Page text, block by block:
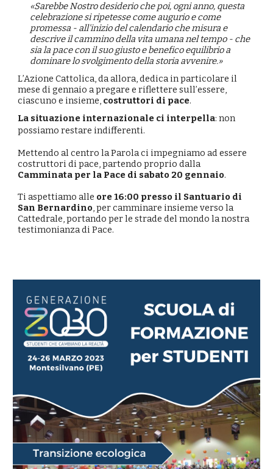
«Sarebbe Nostro desiderio che poi, ogni anno, questa
celebrazione si ripetesse come augurio e come
promessa - all'inizio del calendario che misura e
descrive il cammino della vita umana nel tempo - che
sia la pace con il suo giusto e benefico equilibrio a
dominare lo svolgimento della storia avvenire.»
L’Azione Cattolica, da allora, dedica in particolare il
mese di gennaio a pregare e riflettere sull’essere,
ciascuno e insieme, costruttori di pace.
La situazione internazionale ci interpella: non
possiamo restare indifferenti.
Mettendo al centro la Parola ci impegniamo ad essere
costruttori di pace, partendo proprio dalla
Camminata per la Pace di sabato 20 gennaio.
Ti aspettiamo alle ore 16:00 presso il Santuario di
San Bernardino, per camminare insieme verso la
Cattedrale, portando per le strade del mondo la nostra
testimonianza di Pace.